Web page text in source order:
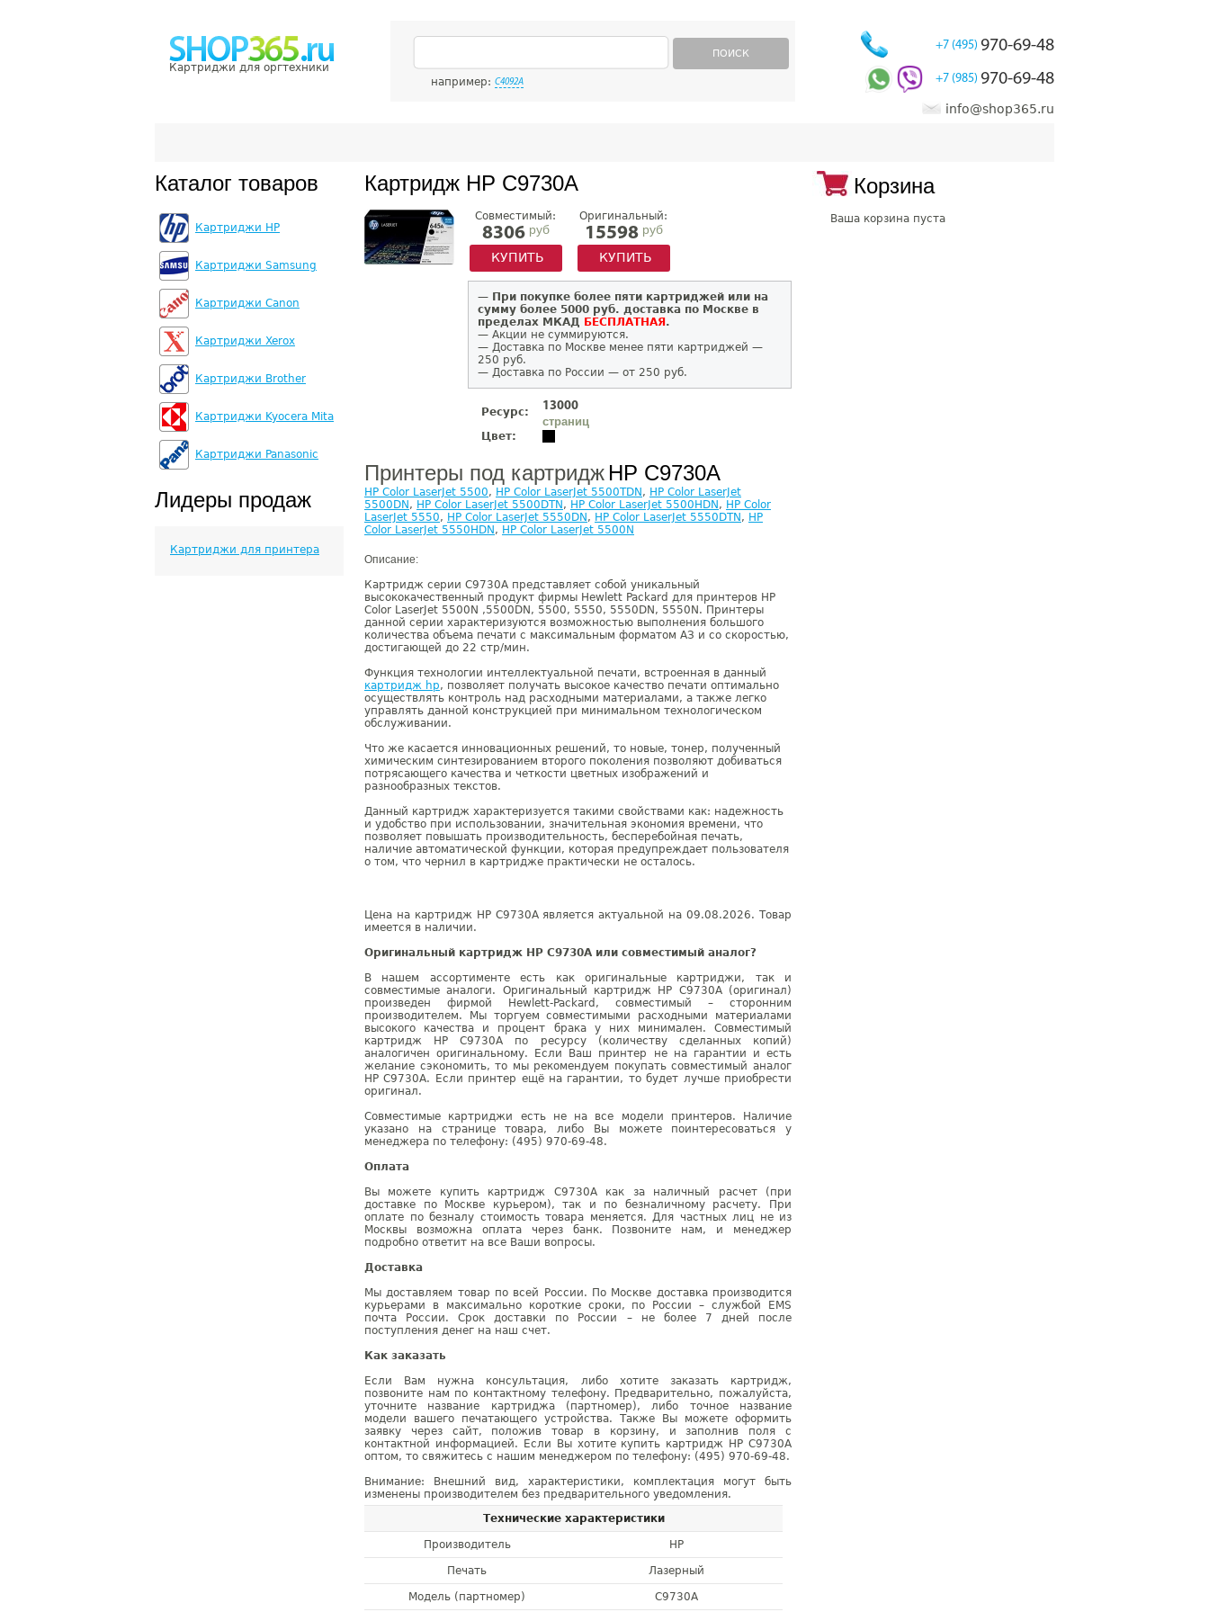
Картриджи для оргтехники
ПОИСК
например: C4092A
+7 (495) 970-69-48
+7 (985) 970-69-48
info@shop365.ru
Каталог товаров
Картриджи HP
Картриджи Samsung
Картриджи Canon
Картриджи Xerox
Картриджи Brother
Картриджи Kyocera Mita
Картриджи Panasonic
Лидеры продаж
Картриджи для принтера
Картридж HP C9730A
Совместимый:
8306 руб
КУПИТЬ
Оригинальный:
15598 руб
КУПИТЬ
— При покупке более пяти картриджей или на
сумму более 5000 руб. доставка по Москве в
пределах МКАД БЕСПЛАТНАЯ .
— Акции не суммируются.
— Доставка по Москве менее пяти картриджей —
250 руб.
— Доставка по России — от 250 руб.
Ресурс:
13000
страниц
Цвет:
Принтеры под картридж HP C9730A
HP Color LaserJet 5500, HP Color LaserJet 5500TDN , HP Color LaserJet
5500DN , HP Color LaserJet 5500DTN , HP Color LaserJet 5500HDN , HP Color
LaserJet 5550, HP Color LaserJet 5550DN , HP Color LaserJet 5550DTN , HP
Color LaserJet 5550HDN , HP Color LaserJet 5500N
Описание:
Картридж серии C9730A представляет собой уникальный
высококачественный продукт фирмы Hewlett Packard для принтеров HP
Color LaserJet 5500N ,5500DN, 5500, 5550, 5550DN, 5550N. Принтеры
данной серии характеризуются возможностью выполнения большого
количества объема печати с максимальным форматом АЗ и со скоростью,
достигающей до 22 стр/мин.
Функция технологии интеллектуальной печати, встроенная в данный
картридж hp, позволяет получать высокое качество печати оптимально
осуществлять контроль над расходными материалами, а также легко
управлять данной конструкцией при минимальном технологическом
обслуживании.
Что же касается инновационных решений, то новые, тонер, полученный
химическим синтезированием второго поколения позволяют добиваться
потрясающего качества и четкости цветных изображений и
разнообразных текстов.
Данный картридж характеризуется такими свойствами как: надежность
и удобство при использовании, значительная экономия времени, что
позволяет повышать производительность, бесперебойная печать,
наличие автоматической функции, которая предупреждает пользователя
о том, что чернил в картридже практически не осталось.
Цена на картридж HP C9730A является актуальной на 09.08.2026. Товар
имеется в наличии.
Оригинальный картридж HP C9730A или совместимый аналог?
В нашем ассортименте есть как оригинальные картриджи, так и
совместимые аналоги. Оригинальный картридж HP C9730A (оригинал)
произведен фирмой Hewlett-Packard, совместимый – сторонним
производителем. Мы торгуем совместимыми расходными материалами
высокого качества и процент брака у них минимален. Совместимый
картридж HP C9730A по ресурсу (количеству сделанных копий)
аналогичен оригинальному. Если Ваш принтер не на гарантии и есть
желание сэкономить, то мы рекомендуем покупать совместимый аналог
HP C9730A. Если принтер ещё на гарантии, то будет лучше приобрести
оригинал.
Совместимые картриджи есть не на все модели принтеров. Наличие
указано на странице товара, либо Вы можете поинтересоваться у
менеджера по телефону: (495) 970-69-48.
Оплата
Вы можете купить картридж C9730A как за наличный расчет (при
доставке по Москве курьером), так и по безналичному расчету. При
оплате по безналу стоимость товара меняется. Для частных лиц не из
Москвы возможна оплата через банк. Позвоните нам, и менеджер
подробно ответит на все Ваши вопросы.
Доставка
Мы доставляем товар по всей России. По Москве доставка производится
курьерами в максимально короткие сроки, по России – службой EMS
почта России. Срок доставки по России – не более 7 дней после
поступления денег на наш счет.
Как заказать
Если Вам нужна консультация, либо хотите заказать картридж,
позвоните нам по контактному телефону. Предварительно, пожалуйста,
уточните название картриджа (партномер), либо точное название
модели вашего печатающего устройства. Также Вы можете оформить
заявку через сайт, положив товар в корзину, и заполнив поля с
контактной информацией. Если Вы хотите купить картридж HP C9730A
оптом, то свяжитесь с нашим менеджером по телефону: (495) 970-69-48.
Внимание: Внешний вид, характеристики, комплектация могут быть
изменены производителем без предварительного уведомления.
Технические характеристики
Производитель HP
Печать Лазерный
Модель (партномер) C9730A
Корзина
Ваша корзина пуста